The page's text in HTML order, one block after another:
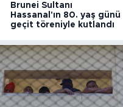
Brunei Sultanı
Hassanal'ın 80. yaş günü
geçit töreniyle kutlandı